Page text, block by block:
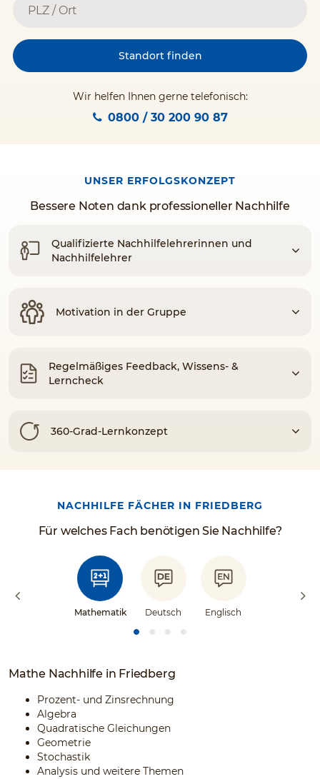
Standort finden
Wir helfen Ihnen gerne telefonisch:
0800 / 30 200 90 87
UNSER ERFOLGSKONZEPT
Bessere Noten dank professioneller Nachhilfe
Qualifizierte Nachhilfelehrerinnen und
Nachhilfelehrer
Motivation in der Gruppe
Regelmäßiges Feedback, Wissens- &
Lerncheck
360-Grad-Lernkonzept
NACHHILFE FÄCHER IN FRIEDBERG
Für welches Fach benötigen Sie Nachhilfe?
Mathematik Deutsch Englisch
Mathe Nachhilfe in Friedberg
Prozent- und Zinsrechnung
Algebra
Quadratische Gleichungen
Geometrie
Stochastik
Analysis und weitere Themen